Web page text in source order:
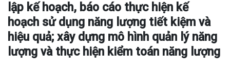
lập kế hoạch, báo cáo thực hiện kế
hoạch sử dụng năng lượng tiết kiệm và
hiệu quả; xây dựng mô hình quản lý năng
lượng và thực hiện kiểm toán năng lượng